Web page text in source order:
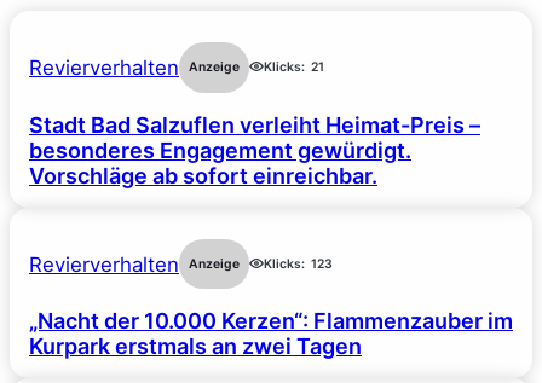
Revierverhalten Anzeige Klicks: 21
Stadt Bad Salzuflen verleiht Heimat-Preis –
besonderes Engagement gewürdigt.
Vorschläge ab sofort einreichbar.
Revierverhalten Anzeige Klicks: 123
„Nacht der 10.000 Kerzen“: Flammenzauber im
Kurpark erstmals an zwei Tagen